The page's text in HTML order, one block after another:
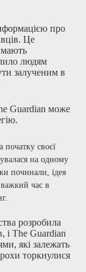
про
Це
мають
людям
залученим в
Guardian може
початку своєї
на одному
починали, ідея
час в
розробила
і The Guardian
які залежать
торкнулися